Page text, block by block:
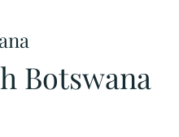
Botswana